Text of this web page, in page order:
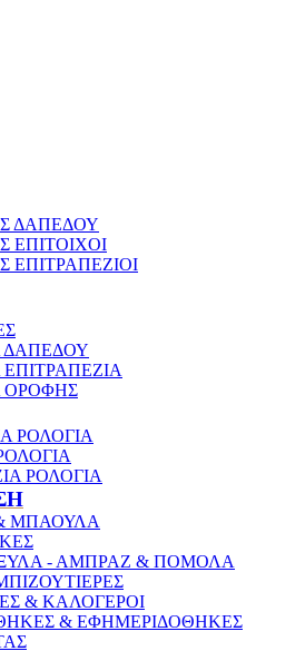
ΔΑΠΕΔΟΥ
ΕΠΙΤΟΙΧΟΙ
ΕΠΙΤΡΑΠΕΖΙΟΙ
ΔΑΠΕΔΟΥ
ΟΡΟΦΗΣ
ΡΟΛΟΓΙΑ
ΡΟΛΟΓΙΑ
ΜΠΑΟΥΛΑ
- ΑΜΠΡΑΖ & ΠΟΜΟΛΑ
& ΚΑΛΟΓΕΡΟΙ
& ΕΦΗΜΕΡΙΔΟΘΗΚΕΣ